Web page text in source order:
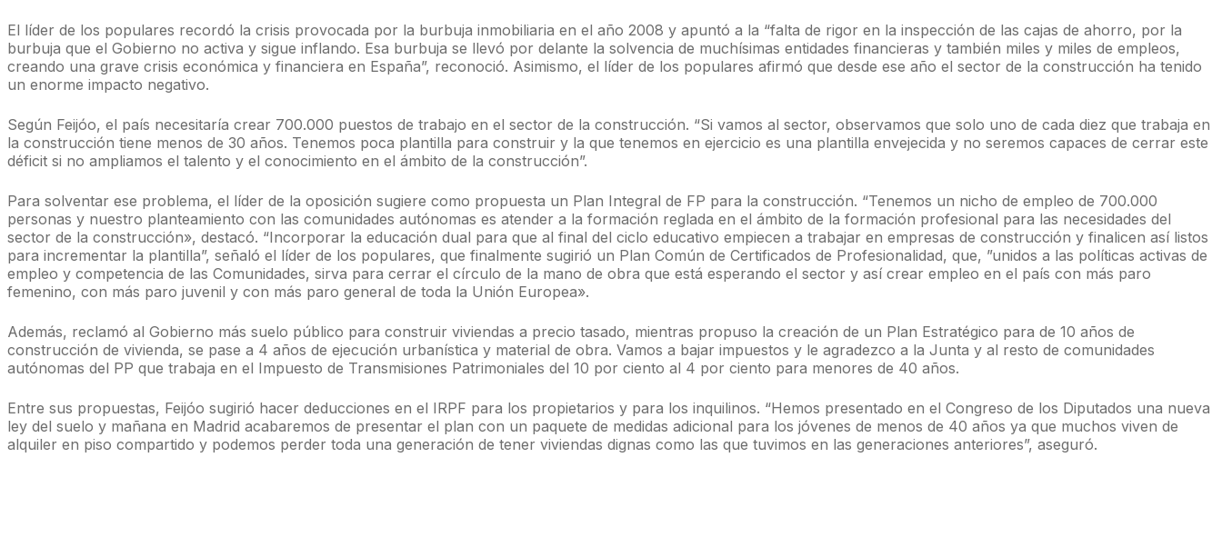
El líder de los populares recordó la crisis provocada por la burbuja inmobiliaria en el año 2008 y apuntó a la “falta de rigor en la inspección de las cajas de ahorro, por la
burbuja que el Gobierno no activa y sigue inflando. Esa burbuja se llevó por delante la solvencia de muchísimas entidades financieras y también miles y miles de empleos,
creando una grave crisis económica y financiera en España”, reconoció. Asimismo, el líder de los populares afirmó que desde ese año el sector de la construcción ha tenido
un enorme impacto negativo.
Según Feijóo, el país necesitaría crear 700.000 puestos de trabajo en el sector de la construcción. “Si vamos al sector, observamos que solo uno de cada diez que trabaja en
la construcción tiene menos de 30 años. Tenemos poca plantilla para construir y la que tenemos en ejercicio es una plantilla envejecida y no seremos capaces de cerrar este
déficit si no ampliamos el talento y el conocimiento en el ámbito de la construcción”.
Para solventar ese problema, el líder de la oposición sugiere como propuesta un Plan Integral de FP para la construcción. “Tenemos un nicho de empleo de 700.000
personas y nuestro planteamiento con las comunidades autónomas es atender a la formación reglada en el ámbito de la formación profesional para las necesidades del
sector de la construcción», destacó. “Incorporar la educación dual para que al final del ciclo educativo empiecen a trabajar en empresas de construcción y finalicen así listos
para incrementar la plantilla”, señaló el líder de los populares, que finalmente sugirió un Plan Común de Certificados de Profesionalidad, que, ”unidos a las políticas activas de
empleo y competencia de las Comunidades, sirva para cerrar el círculo de la mano de obra que está esperando el sector y así crear empleo en el país con más paro
femenino, con más paro juvenil y con más paro general de toda la Unión Europea».
Además, reclamó al Gobierno más suelo público para construir viviendas a precio tasado, mientras propuso la creación de un Plan Estratégico para de 10 años de
construcción de vivienda, se pase a 4 años de ejecución urbanística y material de obra. Vamos a bajar impuestos y le agradezco a la Junta y al resto de comunidades
autónomas del PP que trabaja en el Impuesto de Transmisiones Patrimoniales del 10 por ciento al 4 por ciento para menores de 40 años.
Entre sus propuestas, Feijóo sugirió hacer deducciones en el IRPF para los propietarios y para los inquilinos. “Hemos presentado en el Congreso de los Diputados una nueva
ley del suelo y mañana en Madrid acabaremos de presentar el plan con un paquete de medidas adicional para los jóvenes de menos de 40 años ya que muchos viven de
alquiler en piso compartido y podemos perder toda una generación de tener viviendas dignas como las que tuvimos en las generaciones anteriores”, aseguró.